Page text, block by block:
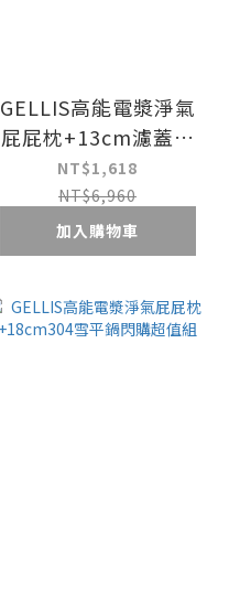
GELLIS高能電漿淨氣
屁屁枕+13cm濾蓋湯
鍋閃購超值組
NT$1,618
NT$6,960
加入購物車